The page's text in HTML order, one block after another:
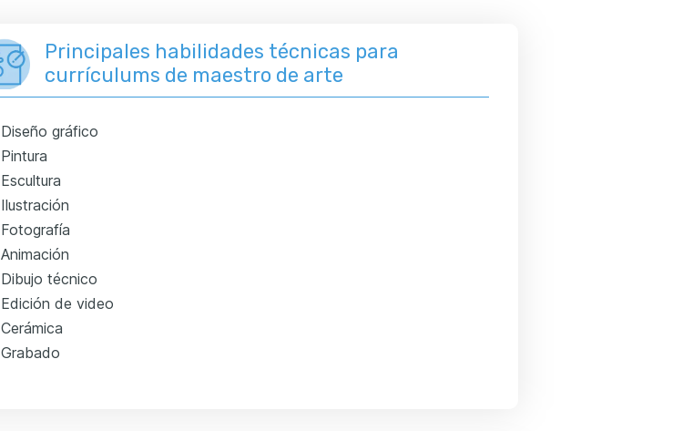
Principales habilidades técnicas para
currículums de maestro de arte
Diseño gráfico
Pintura
Escultura
Ilustración
Fotografía
Animación
Dibujo técnico
Edición de video
Cerámica
Grabado